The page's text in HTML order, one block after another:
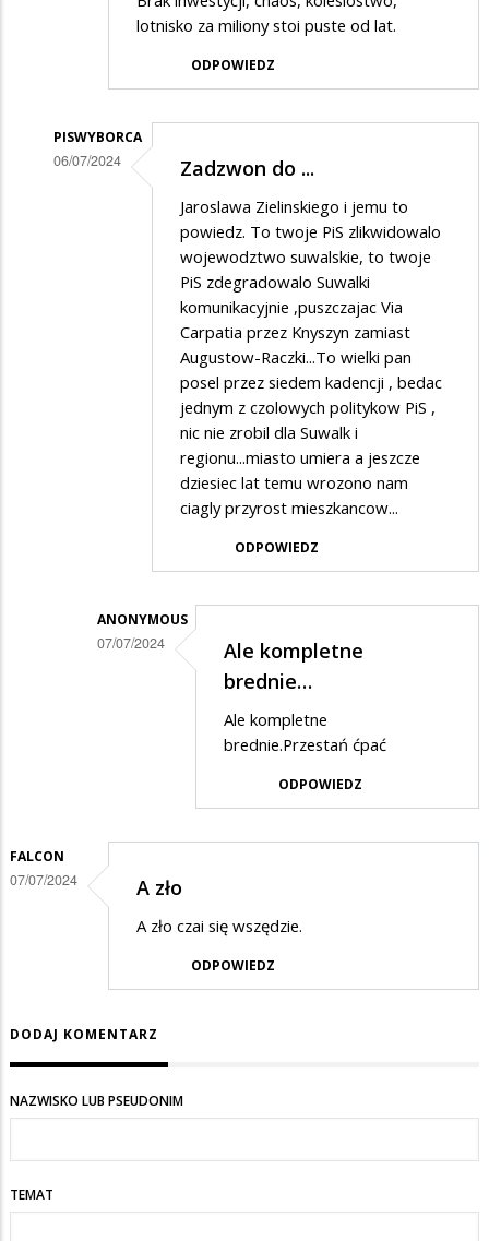
lotnisko za miliony stoi puste od lat.
ODPOWIEDZ
PISWYBORCA
06/07/2024 Zadzwon do ...
Jaroslawa Zielinskiego i jemu to
powiedz. To twoje PiS zlikwidowalo
wojewodztwo suwalskie, to twoje
PiS zdegradowalo Suwalki
komunikacyjnie ,puszczajac Via
Carpatia przez Knyszyn zamiast
Augustow-Raczki...To wielki pan
posel przez siedem kadencji , bedac
jednym z czolowych politykow PiS ,
nic nie zrobil dla Suwalk i
regionu...miasto umiera a jeszcze
dziesiec lat temu wrozono nam
ciagly przyrost mieszkancow...
ODPOWIEDZ
ANONYMOUS
07/07/2024
odpowiedzi
Zadzwon
Ale kompletne
brednie…
Ale kompletne
brednie.Przestań ćpać
ODPOWIEDZ
FALCON
07/07/2024 A zło
A zło czai się wszędzie.
ODPOWIEDZ
DODAJ KOMENTARZ
NAZWISKO LUB PSEUDONIM
TEMAT